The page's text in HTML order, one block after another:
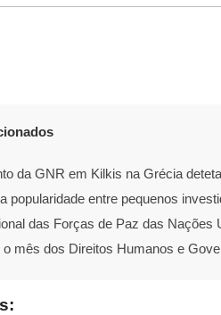
da GNR em Kilkis na Grécia
popularidade entre pequenos
das Forças de Paz das Nações
o mês dos Direitos Humanos e